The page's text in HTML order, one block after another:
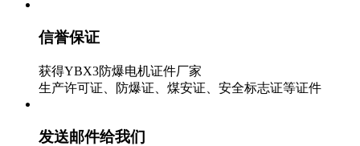
信誉保证
获得YBX3防爆电机证件厂家
生产许可证、防爆证、煤安证、安全标志证等证件
发送邮件给我们